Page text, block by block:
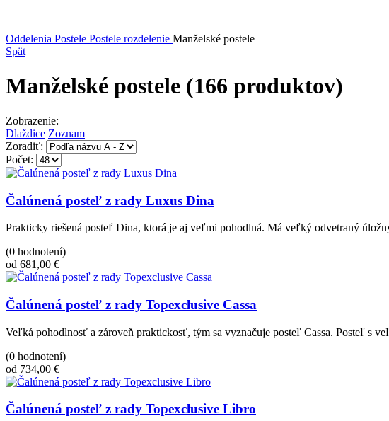
Oddelenia Postele Postele rozdelenie Manželské postele
Spät
Manželské postele (166 produktov)
Zobrazenie:
Dlaždice Zoznam
Zoradiť:
Počet:
Čalúnená posteľ z rady Luxus Dina
Prakticky riešená posteľ Dina, ktorá je aj veľmi pohodlná. Má veľký odvetraný
(0 hodnotení)
od 681,00 €
Čalúnená posteľ z rady Topexclusive Cassa
Veľká pohodlnosť a zároveň praktickosť, tým sa vyznačuje posteľ Cassa. Posteľ s
(0 hodnotení)
od 734,00 €
Čalúnená posteľ z rady Topexclusive Libro